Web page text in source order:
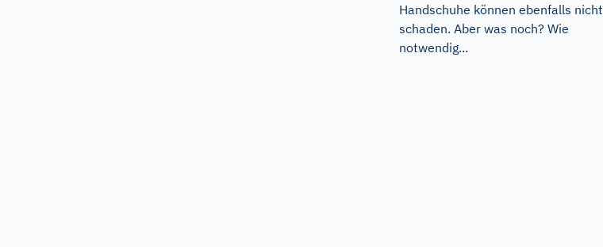
Handschuhe können ebenfalls nicht
schaden. Aber was noch? Wie
notwendig...